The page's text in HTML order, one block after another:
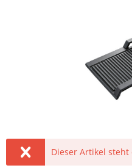
Dieser Artikel